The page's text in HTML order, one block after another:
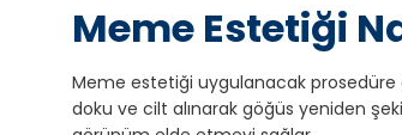
Meme Estetiği
Meme estetiği uygulanacak prosedüre
doku ve cilt alınarak göğüs yeniden